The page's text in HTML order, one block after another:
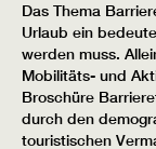
Das Thema
Urlaub ein
werden muss.
Mobilitäts- und
Broschüre
durch den
touristischen